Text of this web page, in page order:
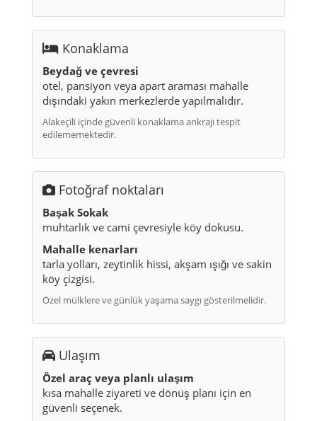
Konaklama
Beydağ ve çevresi
otel, pansiyon veya apart araması mahalle
dışındaki yakın merkezlerde yapılmalıdır.
Alakeçili içinde güvenli konaklama ankrajı tespit
edilememektedir.
Fotoğraf noktaları
Başak Sokak
muhtarlık ve cami çevresiyle köy dokusu.
Mahalle kenarları
tarla yolları, zeytinlik hissi, akşam ışığı ve sakin
köy çizgisi.
Özel mülklere ve günlük yaşama saygı gösterilmelidir.
Ulaşım
Özel araç veya planlı ulaşım
kısa mahalle ziyareti ve dönüş planı için en
güvenli seçenek.